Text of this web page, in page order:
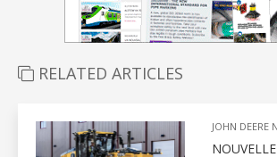
RELATED ARTICLES
JOHN DEERE